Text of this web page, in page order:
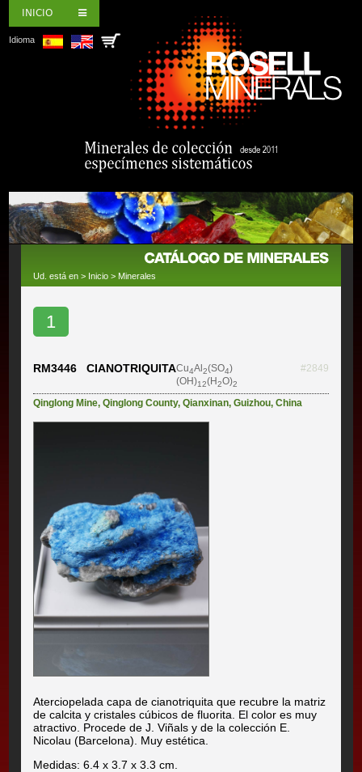
INICIO
Idioma
Ud. está en > Inicio > Minerales
1
RM3446 CIANOTRIQUITACu4Al2(SO4)
(OH)12(H2O)2
#2849
Qinglong Mine,Qinglong County,Qianxinan,Guizhou,China
Aterciopelada capa de cianotriquita que recubre la matriz
de calcita y cristales cúbicos de fluorita. El color es muy
atractivo. Procede de J. Viñals y de la colección E.
Nicolau (Barcelona). Muy estética.
Medidas: 6.4 x 3.7 x 3.3 cm.